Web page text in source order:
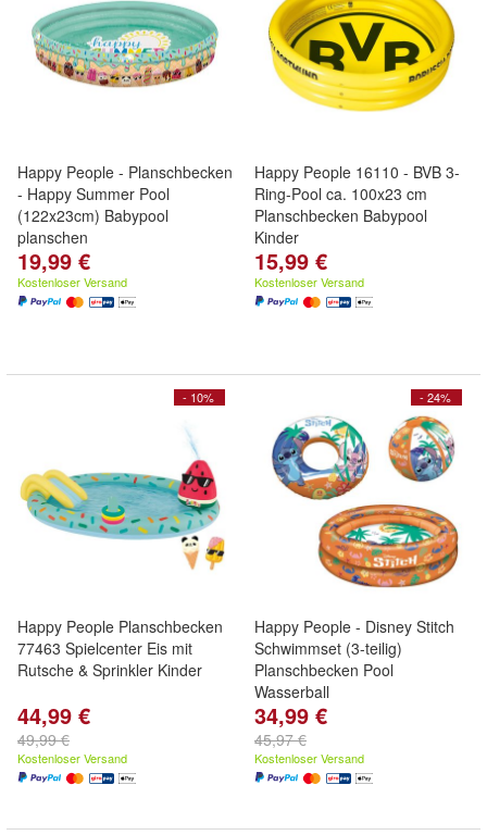
Happy People - Planschbecken
- Happy Summer Pool
(122x23cm) Babypool
planschen
19,99 €
Kostenloser Versand
Happy People 16110 - BVB 3-
Ring-Pool ca. 100x23 cm
Planschbecken Babypool
Kinder
15,99 €
Kostenloser Versand
- 10%
Happy People Planschbecken
77463 Spielcenter Eis mit
Rutsche & Sprinkler Kinder
44,99 €
49,99 €
Kostenloser Versand
- 24%
Happy People - Disney Stitch
Schwimmset (3-teilig)
Planschbecken Pool
Wasserball
34,99 €
45,97 €
Kostenloser Versand